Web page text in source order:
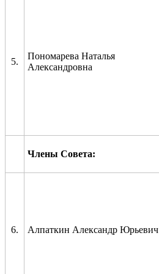
5.
Пономарева Наталья
Александровна
Члены Совета:
6. Алпаткин Александр Юрьевич